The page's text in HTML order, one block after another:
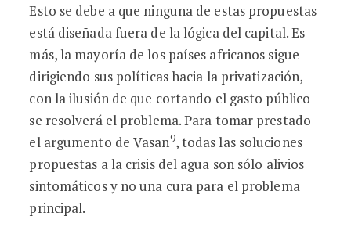
Esto se debe a que ninguna de estas propuestas
está diseñada fuera de la lógica del capital. Es
más, la mayoría de los países africanos sigue
dirigiendo sus políticas hacia la privatización,
con la ilusión de que cortando el gasto público
se resolverá el problema. Para tomar prestado
el argumento de Vasan9, todas las soluciones
propuestas a la crisis del agua son sólo alivios
sintomáticos y no una cura para el problema
principal.